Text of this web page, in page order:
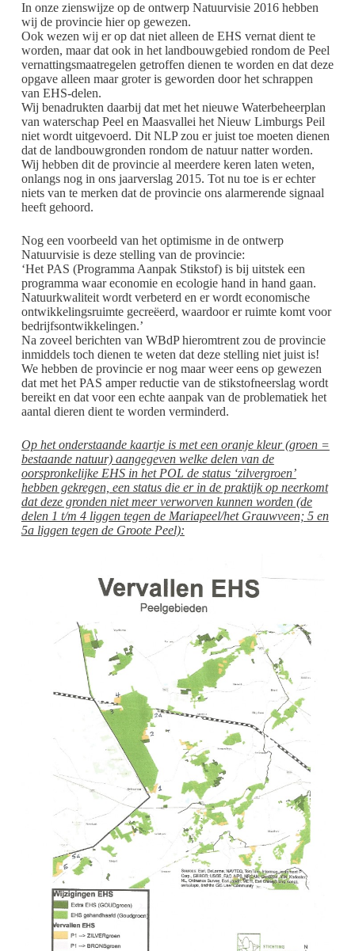
In onze zienswijze op de ontwerp Natuurvisie 2016 hebben
wij de provincie hier op gewezen.
Ook wezen wij er op dat niet alleen de EHS vernat dient te
worden, maar dat ook in het landbouwgebied rondom de Peel
vernattingsmaatregelen getroffen dienen te worden en dat deze
opgave alleen maar groter is geworden door het schrappen
van EHS-delen.
Wij benadrukten daarbij dat met het nieuwe Waterbeheerplan
van waterschap Peel en Maasvallei het Nieuw Limburgs Peil
niet wordt uitgevoerd. Dit NLP zou er juist toe moeten dienen
dat de landbouwgronden rondom de natuur natter worden.
Wij hebben dit de provincie al meerdere keren laten weten,
onlangs nog in ons jaarverslag 2015. Tot nu toe is er echter
niets van te merken dat de provincie ons alarmerende signaal
heeft gehoord.
Nog een voorbeeld van het optimisme in de ontwerp
Natuurvisie is deze stelling van de provincie:
‘Het PAS (Programma Aanpak Stikstof) is bij uitstek een
programma waar economie en ecologie hand in hand gaan.
Natuurkwaliteit wordt verbeterd en er wordt economische
ontwikkelingsruimte gecreëerd, waardoor er ruimte komt voor
bedrijfsontwikkelingen.’
Na zoveel berichten van WBdP hieromtrent zou de provincie
inmiddels toch dienen te weten dat deze stelling niet juist is!
We hebben de provincie er nog maar weer eens op gewezen
dat met het PAS amper reductie van de stikstofneerslag wordt
bereikt en dat voor een echte aanpak van de problematiek het
aantal dieren dient te worden verminderd.
Op het onderstaande kaartje is met een oranje kleur (groen =
bestaande natuur) aangegeven welke delen van de
oorspronkelijke EHS in het POL de status ‘zilvergroen’
hebben gekregen, een status die er in de praktijk op neerkomt
dat deze gronden niet meer verworven kunnen worden (de
delen 1 t/m 4 liggen tegen de Mariapeel/het Grauwveen; 5 en
5a liggen tegen de Groote Peel):